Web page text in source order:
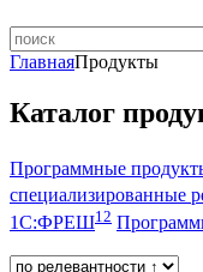
ГлавнаяПродукты
Каталог
Программные
специализированные
1С:ФРЕШ12